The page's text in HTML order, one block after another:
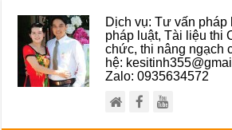
Dịch vụ: Tư vấn pháp
pháp luật, Tài liệu thi
chức, thi nâng ngạch
hệ:
Zalo: 0935634572